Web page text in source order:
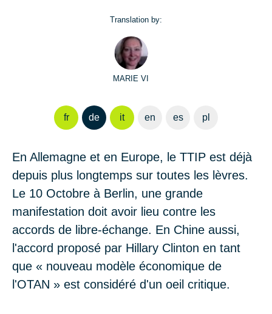
Translation by:
MARIE VI
fr de it en es pl
En Allemagne et en Europe, le TTIP est déjà
depuis plus longtemps sur toutes les lèvres.
Le 10 Octobre à Berlin, une grande
manifestation doit avoir lieu contre les
accords de libre-échange. En Chine aussi,
l'accord proposé par Hillary Clinton en tant
que « nouveau modèle économique de
l'OTAN » est considéré d'un oeil critique.